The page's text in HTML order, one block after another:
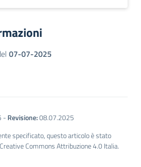
07-07-2025
-Revisione:08.07.2025
specificato, questo articolo è stato
Commons Attribuzione 4.0 Italia.